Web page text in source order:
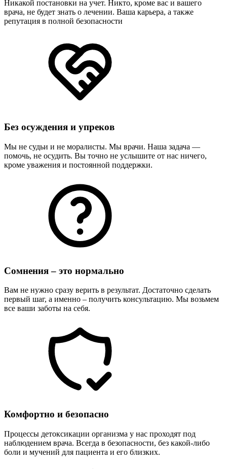
Никакой постановки на учет. Никто, кроме вас и вашего
врача, не будет знать о лечении. Ваша карьера, а также
репутация в полной безопасности
Без осуждения и упреков
Мы не судьи и не моралисты. Мы врачи. Наша задача —
помочь, не осудить. Вы точно не услышите от нас ничего,
кроме уважения и постоянной поддержки.
Сомнения – это нормально
Вам не нужно сразу верить в результат. Достаточно сделать
первый шаг, а именно – получить консультацию. Мы возьмем
все ваши заботы на себя.
Комфортно и безопасно
Процессы детоксикации организма у нас проходят под
наблюдением врача. Всегда в безопасности, без какой-либо
боли и мучений для пациента и его близких.